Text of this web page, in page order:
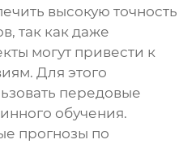
высокую точность
так как даже
могут привести к
Для этого
передовые
обучения.
прогнозы по